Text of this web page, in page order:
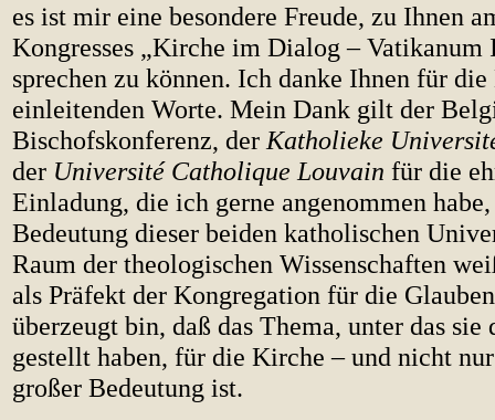
es ist mir eine besondere Freude, zu Ihnen
Kongresses „Kirche im Dialog – Vatikanum
sprechen zu können. Ich danke Ihnen für
einleitenden Worte. Mein Dank gilt der
Bischofskonferenz, der Katholieke
der Université Catholique Louvain für die
Einladung, die ich gerne angenommen
Bedeutung dieser beiden katholischen
Raum der theologischen Wissenschaften
als Präfekt der Kongregation für die
überzeugt bin, daß das Thema, unter das sie
gestellt haben, für die Kirche – und nicht
großer Bedeutung ist.